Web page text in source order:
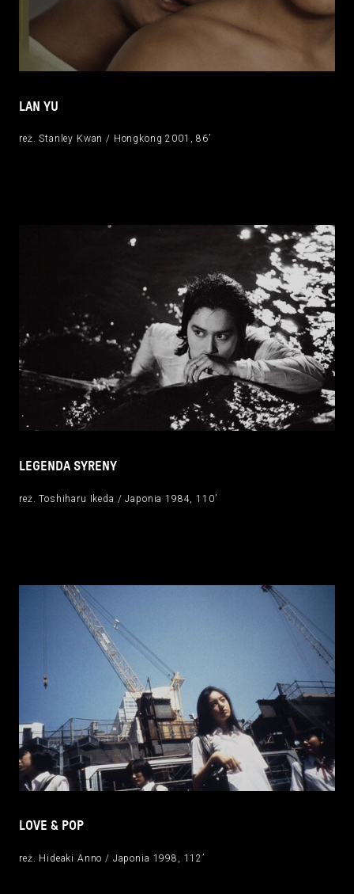
LAN YU
reż. Stanley Kwan / Hongkong 2001, 86’
LEGENDA SYRENY
reż. Toshiharu Ikeda / Japonia 1984, 110’
LOVE & POP
reż. Hideaki Anno / Japonia 1998, 112’